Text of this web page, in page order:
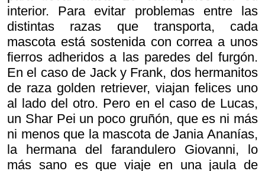
interior. Para evitar problemas entre las
distintas razas que transporta, cada
mascota está sostenida con correa a unos
fierros adheridos a las paredes del furgón.
En el caso de Jack y Frank, dos hermanitos
de raza golden retriever, viajan felices uno
al lado del otro. Pero en el caso de Lucas,
un Shar Pei un poco gruñón, que es ni más
ni menos que la mascota de Jania Ananías,
la hermana del farandulero Giovanni, lo
más sano es que viaje en una jaula de